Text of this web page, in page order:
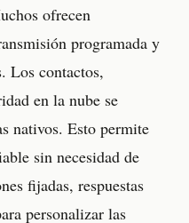
ofrecen
programada y
Los contactos,
en la nube se
nativos. Esto permite
sin necesidad de
fijadas, respuestas
personalizar las